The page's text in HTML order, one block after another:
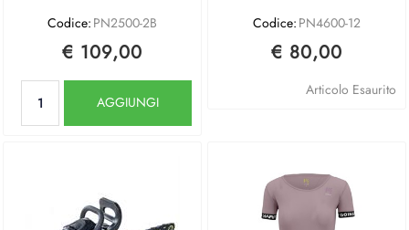
Codice: PN2500-2B
€ 109,00
AGGIUNGI
Codice: PN4600-12
€ 80,00
Articolo Esaurito